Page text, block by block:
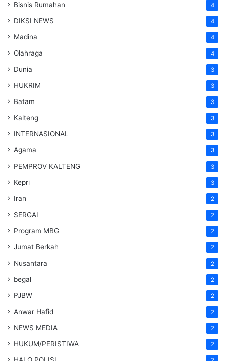
Bisnis Rumahan 4
DIKSI NEWS 4
Madina 4
Olahraga 4
Dunia 3
HUKRIM 3
Batam 3
Kalteng 3
INTERNASIONAL 3
Agama 3
PEMPROV KALTENG 3
Kepri 3
Iran 2
SERGAI 2
Program MBG 2
Jumat Berkah 2
Nusantara 2
begal 2
PJBW 2
Anwar Hafid 2
NEWS MEDIA 2
HUKUM/PERISTIWA 2